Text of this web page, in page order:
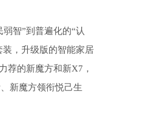
智”到普遍化的“认
装，升级版的智能家居
荐的新魔方和新X7，
新魔方领衔悦己生